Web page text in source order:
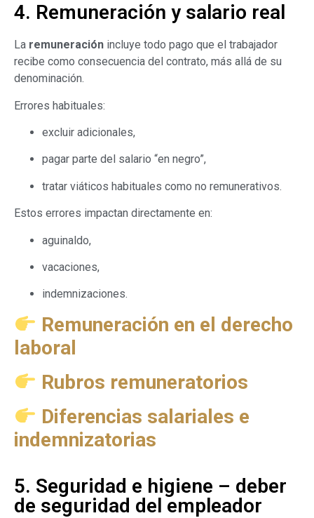
4. Remuneración y salario real
La remuneración incluye todo pago que el trabajador
recibe como consecuencia del contrato, más allá de su
denominación.
Errores habituales:
excluir adicionales,
pagar parte del salario “en negro”,
tratar viáticos habituales como no remunerativos.
Estos errores impactan directamente en:
aguinaldo,
vacaciones,
indemnizaciones.
Remuneración en el derecho
laboral
Rubros remuneratorios
Diferencias salariales e
indemnizatorias
5. Seguridad e higiene – deber
de seguridad del empleador